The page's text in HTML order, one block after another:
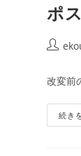
ポ
改変前
続き